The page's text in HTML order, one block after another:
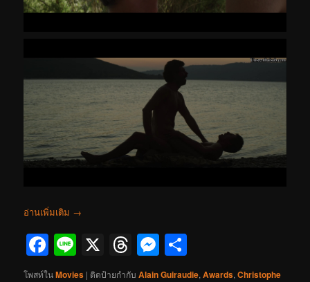
อ่านเพิ่มเติม →
Facebook
Line
X Threads
Messenger
โพสท์ในMovies | ติดป้ายกำกับ Alain Guiraudie,Awards,Christophe